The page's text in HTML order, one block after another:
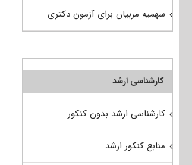
سهمیه مربیان برای آزمون دکتری
کارشناسی ارشد
کارشناسی ارشد بدون کنکور
منابع کنکور ارشد